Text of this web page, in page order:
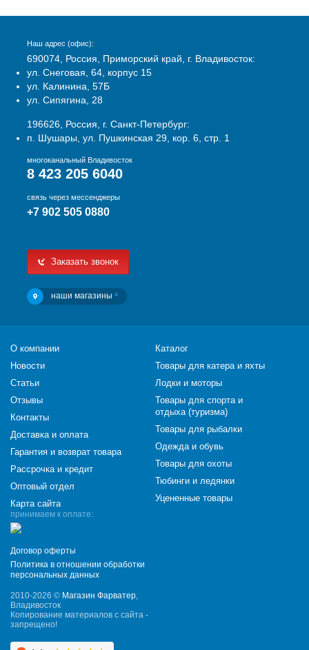
Наш адрес (офис):
690074, Россия, Приморский край, г. Владивосток:
ул. Снеговая, 64, корпус 15
ул. Калинина, 57Б
ул. Сипягина, 28
196626, Россия, г. Санкт-Петербург:
п. Шушары, ул. Пушкинская 29, кор. 6, стр. 1
многоканальный Владивосток
8 423 205 6040
связь через мессенджеры
+7 902 505 0880
Заказать звонок
наши магазины 4
принимаем к оплате:
Договор оферты
Политика в отношении обработки
персональных данных
2010-2026 © Магазин Фарватер,
Владивосток
Копирование материалов с сайта -
запрещено!
О компании
Новости
Статьи
Отзывы
Контакты
Доставка и оплата
Гарантия и возврат товара
Рассрочка и кредит
Оптовый отдел
Карта сайта
Каталог
Товары для катера и яхты
Лодки и моторы
Товары для спорта и
отдыха (туризма)
Товары для рыбалки
Одежда и обувь
Товары для охоты
Тюбинги и ледянки
Уцененные товары